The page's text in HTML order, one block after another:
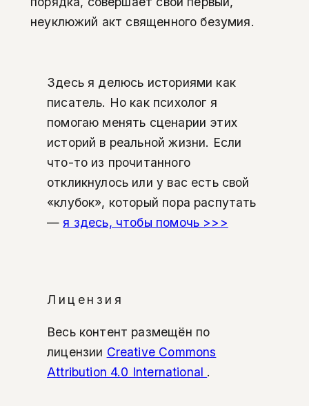
неуклюжий акт священного безумия.
Здесь я делюсь историями как
писатель. Но как психолог я
помогаю менять сценарии этих
историй в реальной жизни. Если
что-то из прочитанного
откликнулось или у вас есть свой
«клубок», который пора распутать
— я здесь, чтобы помочь >>>
Лицензия
Весь контент размещён по
лицензии Creative Commons
Attribution 4.0 International .